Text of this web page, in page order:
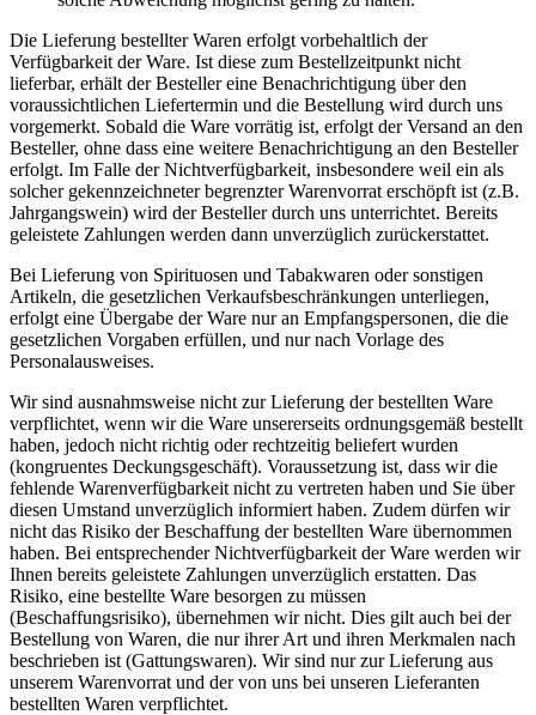
Die Lieferung bestellter Waren erfolgt vorbehaltlich der
Verfügbarkeit der Ware. Ist diese zum Bestellzeitpunkt nicht
lieferbar, erhält der Besteller eine Benachrichtigung über den
voraussichtlichen Liefertermin und die Bestellung wird durch uns
vorgemerkt. Sobald die Ware vorrätig ist, erfolgt der Versand an den
Besteller, ohne dass eine weitere Benachrichtigung an den Besteller
erfolgt. Im Falle der Nichtverfügbarkeit, insbesondere weil ein als
solcher gekennzeichneter begrenzter Warenvorrat erschöpft ist (z.B.
Jahrgangswein) wird der Besteller durch uns unterrichtet. Bereits
geleistete Zahlungen werden dann unverzüglich zurückerstattet.
Bei Lieferung von Spirituosen und Tabakwaren oder sonstigen
Artikeln, die gesetzlichen Verkaufsbeschränkungen unterliegen,
erfolgt eine Übergabe der Ware nur an Empfangspersonen, die die
gesetzlichen Vorgaben erfüllen, und nur nach Vorlage des
Personalausweises.
Wir sind ausnahmsweise nicht zur Lieferung der bestellten Ware
verpflichtet, wenn wir die Ware unsererseits ordnungsgemäß bestellt
haben, jedoch nicht richtig oder rechtzeitig beliefert wurden
(kongruentes Deckungsgeschäft). Voraussetzung ist, dass wir die
fehlende Warenverfügbarkeit nicht zu vertreten haben und Sie über
diesen Umstand unverzüglich informiert haben. Zudem dürfen wir
nicht das Risiko der Beschaffung der bestellten Ware übernommen
haben. Bei entsprechender Nichtverfügbarkeit der Ware werden wir
Ihnen bereits geleistete Zahlungen unverzüglich erstatten. Das
Risiko, eine bestellte Ware besorgen zu müssen
(Beschaffungsrisiko), übernehmen wir nicht. Dies gilt auch bei der
Bestellung von Waren, die nur ihrer Art und ihren Merkmalen nach
beschrieben ist (Gattungswaren). Wir sind nur zur Lieferung aus
unserem Warenvorrat und der von uns bei unseren Lieferanten
bestellten Waren verpflichtet.